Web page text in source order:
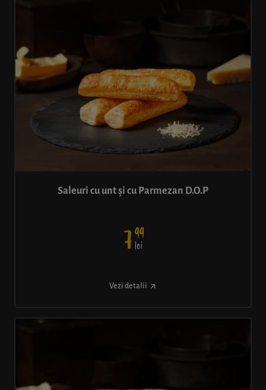
Saleuri cu unt și cu Parmezan D.O.P
799
lei
Vezi detalii